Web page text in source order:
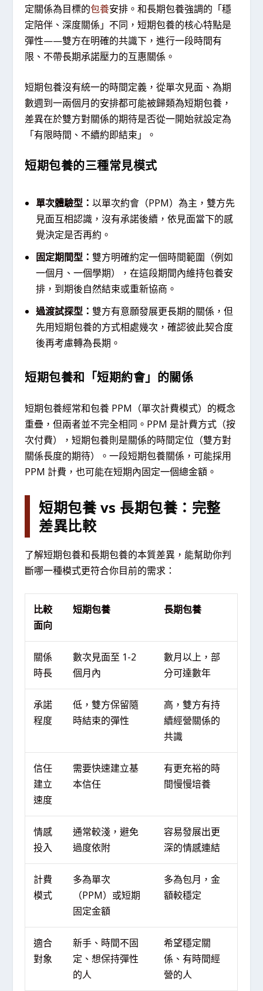
定關係為目標的包養安排。和長期包養強調的「穩
定陪伴、深度關係」不同，短期包養的核心特點是
彈性——雙方在明確的共識下，進行一段時間有
限、不帶長期承諾壓力的互惠關係。
短期包養沒有統一的時間定義，從單次見面、為期
數週到一兩個月的安排都可能被歸類為短期包養，
差異在於雙方對關係的期待是否從一開始就設定為
「有限時間、不續約即結束」。
短期包養的三種常見模式
單次體驗型： 以單次約會（PPM）為主，雙方先
見面互相認識，沒有承諾後續，依見面當下的感
覺決定是否再約。
固定期間型： 雙方明確約定一個時間範圍（例如
一個月、一個學期），在這段期間內維持包養安
排，到期後自然結束或重新協商。
過渡試探型： 雙方有意願發展更長期的關係，但
先用短期包養的方式相處幾次，確認彼此契合度
後再考慮轉為長期。
短期包養和「短期約會」的關係
短期包養經常和包養 PPM（單次計費模式）的概念
重疊，但兩者並不完全相同。PPM 是計費方式（按
次付費），短期包養則是關係的時間定位（雙方對
關係長度的期待）。一段短期包養關係，可能採用
PPM 計費，也可能在短期內固定一個總金額。
短期包養 vs 長期包養：完整
差異比較
了解短期包養和長期包養的本質差異，能幫助你判
斷哪一種模式更符合你目前的需求：
比較
面向
短期包養 長期包養
關係
時長
數次見面至 1-2
個月內
數月以上，部
分可達數年
承諾
程度
低，雙方保留隨
時結束的彈性
高，雙方有持
續經營關係的
共識
信任
建立
速度
需要快速建立基
本信任
有更充裕的時
間慢慢培養
情感
投入
通常較淺，避免
過度依附
容易發展出更
深的情感連結
計費
模式
多為單次
（PPM）或短期
固定金額
多為包月，金
額較穩定
適合
對象
新手、時間不固
定、想保持彈性
的人
希望穩定關
係、有時間經
營的人